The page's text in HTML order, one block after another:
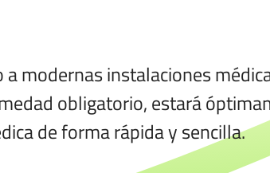
a modernas instalaciones
obligatorio, estará
de forma rápida y sencilla.